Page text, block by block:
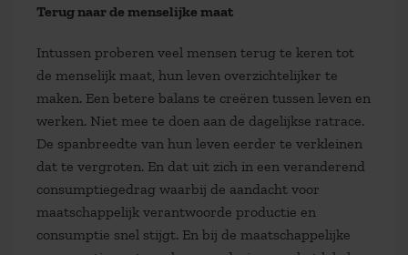
Terug naar de menselijke maat
Intussen proberen veel mensen terug te keren tot
de menselijk maat, hun leven overzichtelijker te
maken. Een betere balans te creëren tussen leven en
werken. Niet mee te doen aan de dagelijkse ratrace.
De spanbreedte van hun leven eerder te verkleinen
dat te vergroten. En dat uit zich in een veranderend
consumptiegedrag waarbij de aandacht voor
maatschappelijk verantwoorde productie en
consumptie snel stijgt. En bij de maatschappelijke